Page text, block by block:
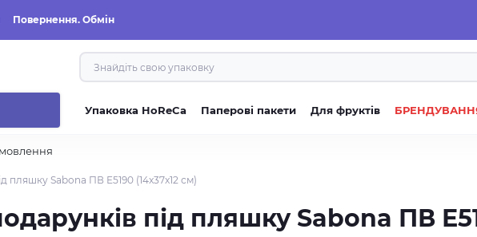
Повернення. Обмін
Упаковка HoReCa Паперові пакети Для фруктів
пляшку Sabona ПВ Е5190 (14x37x12 см)
під пляшку Sabona ПВ